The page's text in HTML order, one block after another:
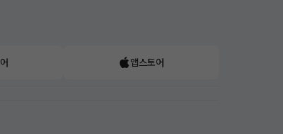
앱스토어